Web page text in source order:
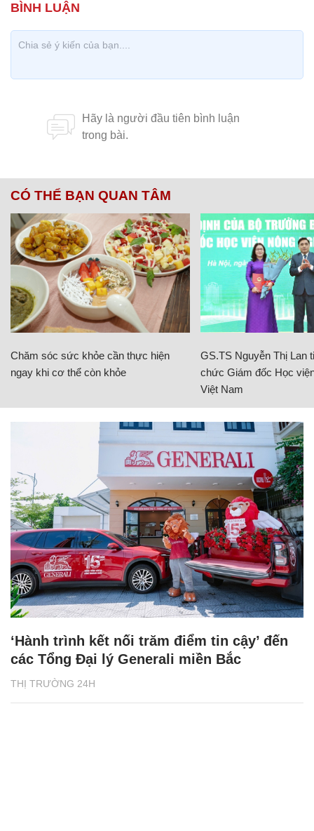
CÓ THỂ BẠN QUAN TÂM
Chăm sóc sức khỏe cần thực hiện
ngay khi cơ thể còn khỏe
GS.TS Nguyễn Thị Lan
chức Giám đốc Học
Việt Nam
THỊ TRƯỜNG 24H
‘Hành trình kết nối trăm điểm tin cậy’ đến
các Tổng Đại lý Generali miền Bắc